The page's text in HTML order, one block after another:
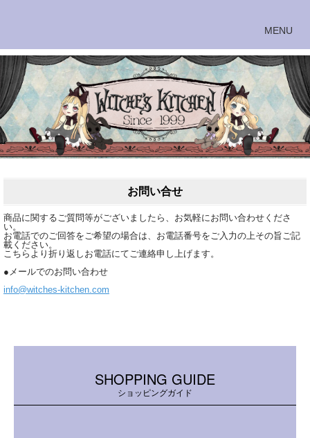
お問い合せ
商品に関するご質問等がございましたら、お気軽にお問い合わせくださ
い。
お電話でのご回答をご希望の場合は、お電話番号をご入力の上その旨ご記
載ください。
こちらより折り返しお電話にてご連絡申し上げます。
●メールでのお問い合わせ
info@witches-kitchen.com